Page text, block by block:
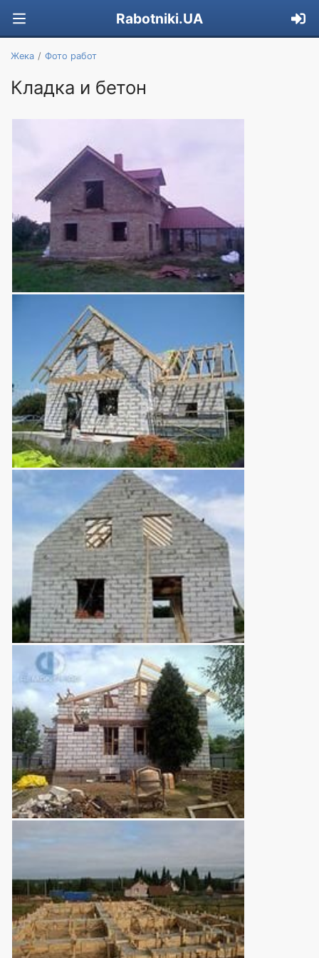
Rabotniki.UA
Жека Фото работ
Кладка и бетон